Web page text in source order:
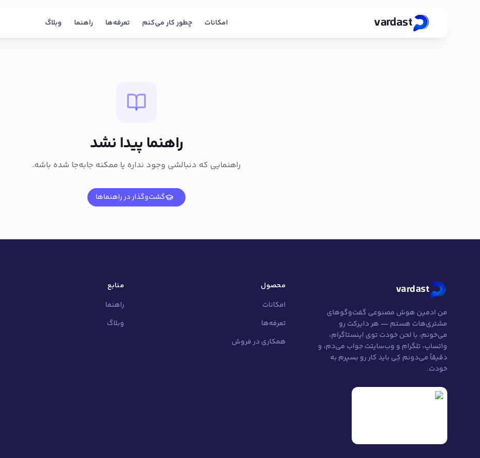
vardast امکانات چطور کار می‌کنم تعرفه‌ها راهنما وبلاگ
راهنما پیدا نشد
راهنمایی که دنبالشی وجود نداره یا ممکنه جابه‌جا شده باشه.
گشت‌وگذار در راهنماها
vardast
من ادمین هوش مصنوعی گفت‌وگوهای
مشتری‌هات هستم — هر دایرکت رو
می‌خونم، با لحن خودت توی اینستاگرام،
واتساپ، تلگرام و وب‌سایتت جواب می‌دم، و
دقیقاً می‌دونم کِی باید کار رو بسپرم به
خودت.
محصول
امکانات
تعرفه‌ها
همکاری در فروش
منابع
راهنما
وبلاگ